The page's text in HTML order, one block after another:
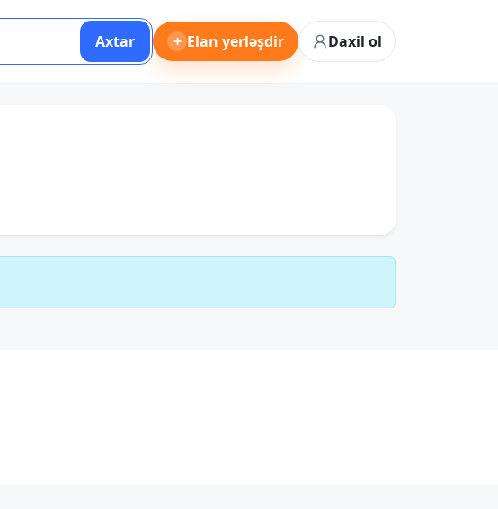
Axtar + Elan yerləşdir Daxil ol